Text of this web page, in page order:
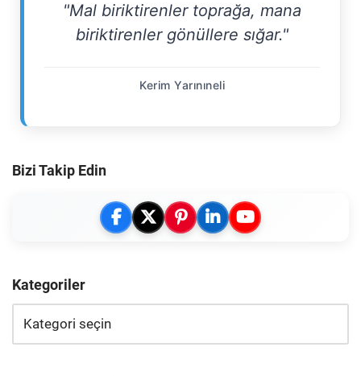
"Mal biriktirenler toprağa, mana
biriktirenler gönüllere sığar."
Kerim Yarınıneli
Bizi Takip Edin
Kategoriler